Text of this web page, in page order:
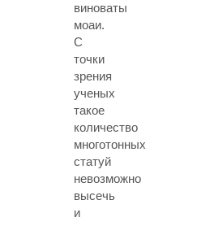
виноваты
моаи.
С
точки
зрения
ученых
такое
количество
многотонных
статуй
невозможно
высечь
и